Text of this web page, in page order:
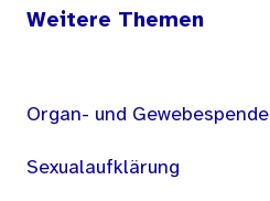
Weitere Themen
Organ- und Gewebespende
Sexualaufklärung